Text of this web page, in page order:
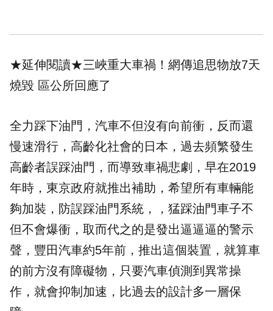
★延伸閱讀★三峽重大車禍！網傳追思物放7天
燒毀 區公所回應了
全力踩下油門，汽車不但沒有向前衝，反而還
慢速滑行，高齡化社會的日本，過去頻繁發生
高齡者誤踩油門，而導致車禍悲劇，早在2019
年時，東京政府就推出補助，希望所有車輛能
夠加裝，防誤踩油門系統，，猛踩油門車子不
但不會爆衝，取而代之的是發出逼逼逼的警示
聲，豐田汽車約5年前，推出這個裝置，就算車
的前方沒有障礙物，只要汽車偵測到異常操
作，就會抑制加速，比過去的設計多一層保